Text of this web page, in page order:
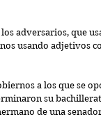
adversarios, que
usando adjetivos
a los que se
su
de una